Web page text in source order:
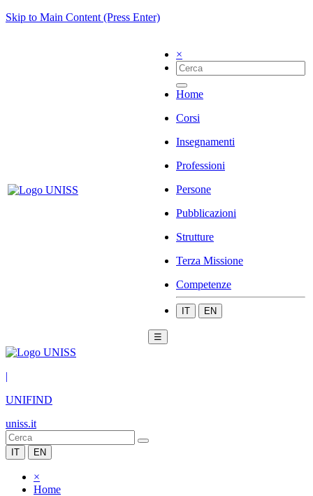
Skip to Main Content (Press Enter)
×
Home
Corsi
Insegnamenti
Professioni
Persone
Pubblicazioni
Strutture
Terza Missione
Competenze
IT EN
☰
|
UNIFIND
uniss.it
IT EN
×
Home